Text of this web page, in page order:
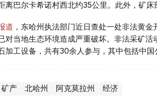
离巴尔卡希诺村西北约35公里。此外，矿
道 ，东哈州执法部门近日查处一处非法黄
对当地生态环境造成严重破坏。非法采矿
加工设备，共有30余人参与，其中包括中国
矿产 北哈州 阿克莫拉州 经济